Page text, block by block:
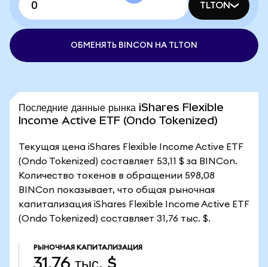
TLTON
ОБМЕНЯТЬ BINCON НА TLTON
Последние данные рынка iShares Flexible
Income Active ETF (Ondo Tokenized)
Текущая цена iShares Flexible Income Active ETF
(Ondo Tokenized) составляет 53,11 $ за BINCon.
Количество токенов в обращении 598,08
BINCon показывает, что общая рыночная
капитализация iShares Flexible Income Active ETF
(Ondo Tokenized) составляет 31,76 тыс. $.
РЫНОЧНАЯ КАПИТАЛИЗАЦИЯ
31,76 тыс. $